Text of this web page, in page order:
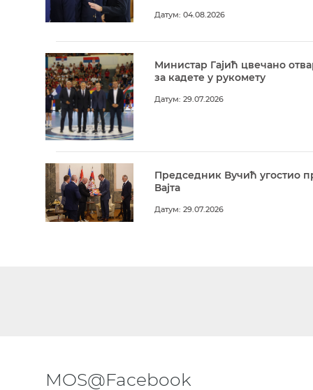
Датум: 04.08.2026
Министар Гајић цвечано
за кадете у рукомету
Датум: 29.07.2026
Председник Вучић угостио
Вајта
Датум: 29.07.2026
MOS@Facebook